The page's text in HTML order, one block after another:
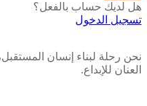
هل لديك حساب بالفعل؟
تسجيل الدخول
نحن رحلة لبناء إنسان
العنان للإبداع.